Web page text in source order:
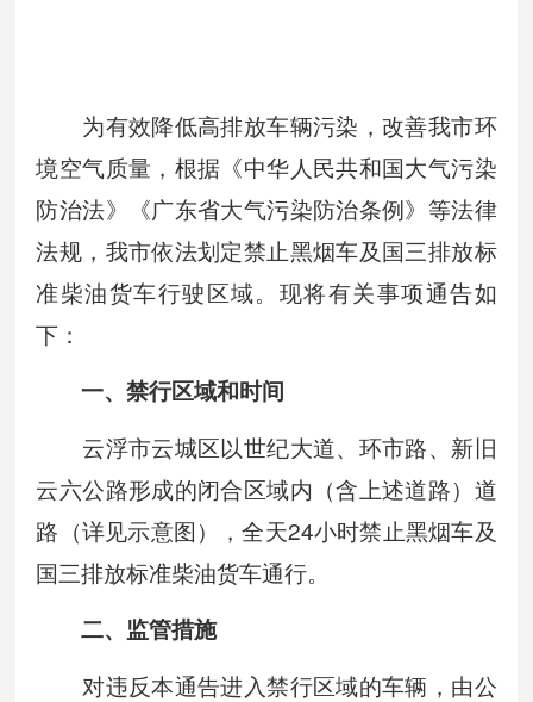
为有效降低高排放车辆污染，改善我市环
境空气质量，根据《中华人民共和国大气污染
防治法》《广东省大气污染防治条例》等法律
法规，我市依法划定禁止黑烟车及国三排放标
准柴油货车行驶区域。现将有关事项通告如
下：
一、禁行区域和时间
云浮市云城区以世纪大道、环市路、新旧
云六公路形成的闭合区域内（含上述道路）道
路（详见示意图），全天24小时禁止黑烟车及
国三排放标准柴油货车通行。
二、监管措施
对违反本通告进入禁行区域的车辆，由公